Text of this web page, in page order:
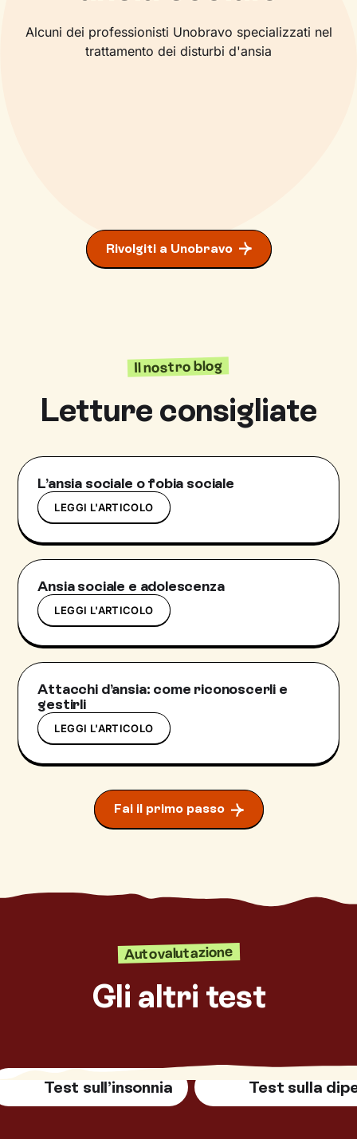
Alcuni dei professionisti Unobravo specializzati nel
trattamento dei disturbi d'ansia
Psicoterapeuta ad orientamento Sistemico-
Relazionale
Carla Nesci
Psicoterapeuta ad orientamento Analitico
Transazionale
Rivolgiti a Unobravo
Il nostro blog
Letture consigliate
L’ansia sociale o fobia sociale
LEGGI L'ARTICOLO
Ansia sociale e adolescenza
LEGGI L'ARTICOLO
Attacchi d’ansia: come riconoscerli e
gestirli
LEGGI L'ARTICOLO
Fai il primo passo
Autovalutazione
Gli altri test
Test sull’insonnia Test sulla